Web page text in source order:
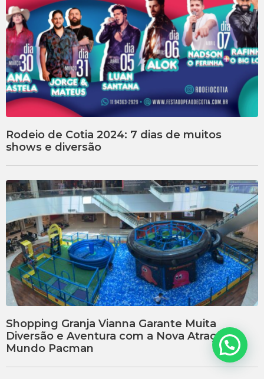
Rodeio de Cotia 2024: 7 dias de muitos
shows e diversão
Shopping Granja Vianna Garante Muita
Diversão e Aventura com a Nova Atração
Mundo Pacman